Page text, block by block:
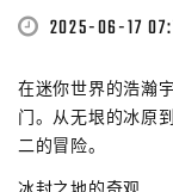
2025-06-17
在迷你世界的浩瀚
门。从无垠的冰原
二的冒险。